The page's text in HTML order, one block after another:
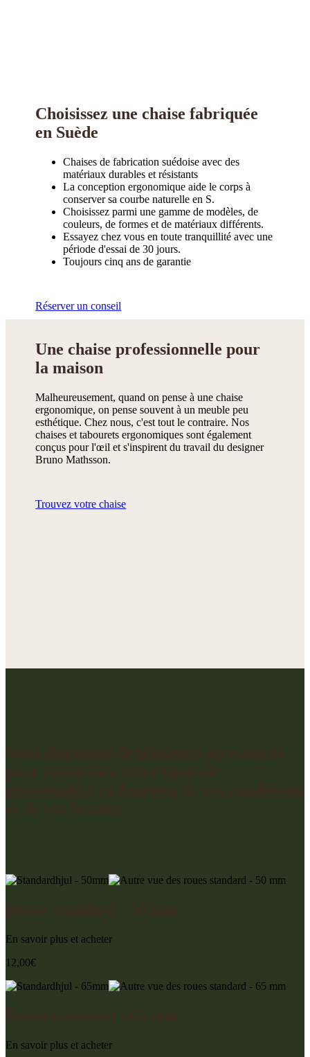
Choisissez une chaise fabriquée
en Suède
Chaises de fabrication suédoise avec des
matériaux durables et résistants
La conception ergonomique aide le corps à
conserver sa courbe naturelle en S.
Choisissez parmi une gamme de modèles, de
couleurs, de formes et de matériaux différents.
Essayez chez vous en toute tranquillité avec une
période d'essai de 30 jours.
Toujours cinq ans de garantie
Réserver un conseil
Une chaise professionnelle pour
la maison
Malheureusement, quand on pense à une chaise
ergonomique, on pense souvent à un meuble peu
esthétique. Chez nous, c'est tout le contraire. Nos
chaises et tabourets ergonomiques sont également
conçus pour l'œil et s'inspirent du travail du designer
Bruno Mathsson.
Trouvez votre chaise
En savoir plus et acheter
12,00€
En savoir plus et acheter